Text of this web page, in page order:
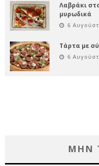
Λαβράκι
μυρωδικά
6
Τάρτα με
6
ΜΗΝ